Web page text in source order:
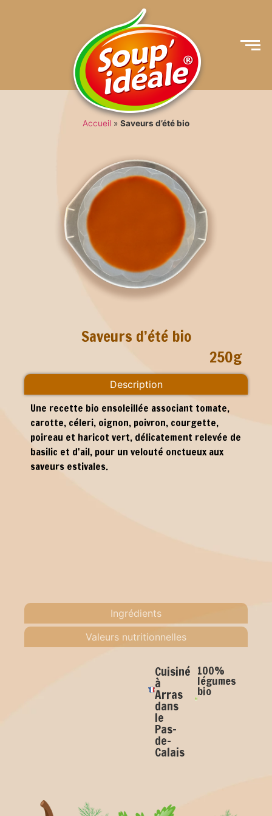
Accueil » Saveurs d’été bio
Saveurs d’été bio
250g
Description
Ingrédients
Valeurs nutritionnelles
Une recette bio ensoleillée associant tomate,
carotte, céleri, oignon, poivron, courgette,
poireau et haricot vert, délicatement relevée de
basilic et d'ail, pour un velouté onctueux aux
saveurs estivales.
Cuisiné
à
Arras
dans
le
Pas-
de-
Calais
100%
légumes
bio